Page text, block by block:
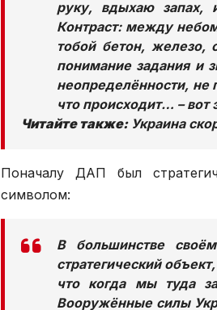
руку, вдыхаю запах,
Контраст: между
тобой бетон,
понимание задания и
неопределённости, не
что происходит… – вот
Читайте также:Украина
Поначалу ДАП был
символом:
В большинстве
стратегический
что когда мы туда
Вооружённые силы